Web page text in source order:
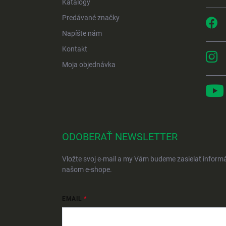
Katalógy
Predávané značky
Napíšte nám
Kontakt
Moja objednávka
ODOBERAŤ NEWSLETTER
Vložte svoj e-mail a my Vám budeme zasielať
našom e-shope.
EMAIL